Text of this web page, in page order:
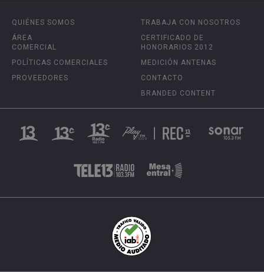
QUIÉNES SOMOS
ÁREA
COMERCIAL
POLÍTICAS COMERCIALES
PROVEEDORES
TRABAJA CON NOSOTROS
CERTIFICADO DE
HONORARIOS 2012
MEDICIÓN ANTENAS
CONTACTO
BRANDED CONTENT